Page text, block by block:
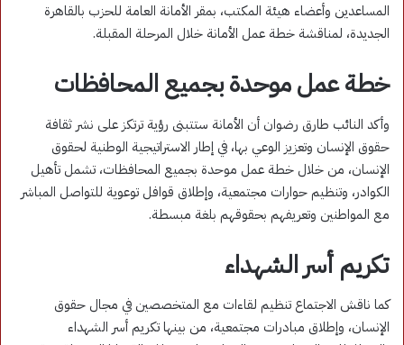
المساعدين وأعضاء هيئة المكتب، بمقر الأمانة العامة للحزب بالقاهرة
الجديدة، لمناقشة خطة عمل الأمانة خلال المرحلة المقبلة.
خطة عمل موحدة بجميع المحافظات
وأكد النائب طارق رضوان أن الأمانة ستتبنى رؤية ترتكز على نشر ثقافة
حقوق الإنسان وتعزيز الوعي بها، في إطار الاستراتيجية الوطنية لحقوق
الإنسان، من خلال خطة عمل موحدة بجميع المحافظات، تشمل تأهيل
الكوادر، وتنظيم حوارات مجتمعية، وإطلاق قوافل توعوية للتواصل المباشر
مع المواطنين وتعريفهم بحقوقهم بلغة مبسطة.
تكريم أسر الشهداء
كما ناقش الاجتماع تنظيم لقاءات مع المتخصصين في مجال حقوق
الإنسان، وإطلاق مبادرات مجتمعية، من بينها تكريم أسر الشهداء